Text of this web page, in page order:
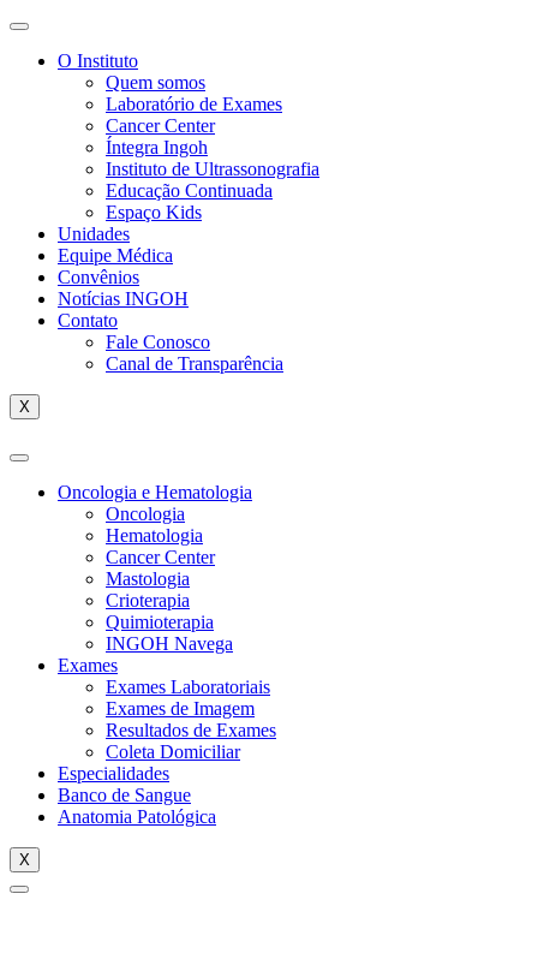
O Instituto
Quem somos
Laboratório de Exames
Cancer Center
Íntegra Ingoh
Instituto de Ultrassonografia
Educação Continuada
Espaço Kids
Unidades
Equipe Médica
Convênios
Notícias INGOH
Contato
Fale Conosco
Canal de Transparência
X
Oncologia e Hematologia
Oncologia
Hematologia
Cancer Center
Mastologia
Crioterapia
Quimioterapia
INGOH Navega
Exames
Exames Laboratoriais
Exames de Imagem
Resultados de Exames
Coleta Domiciliar
Especialidades
Banco de Sangue
Anatomia Patológica
X